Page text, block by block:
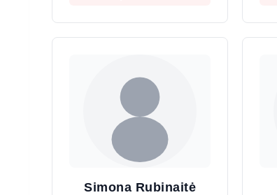
Simona Rubinaitė